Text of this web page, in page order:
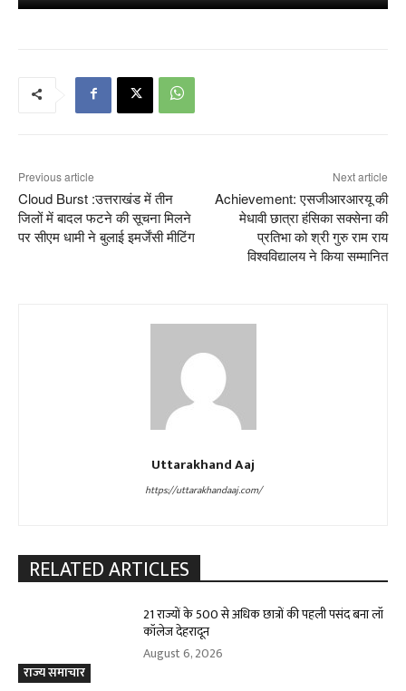
Previous article
Cloud Burst :उत्तराखंड में तीन
जिलों में बादल फटने की सूचना मिलने
पर सीएम धामी ने बुलाई इमर्जेंसी मीटिंग
Next article
Achievement: एसजीआरआरयू की
मेधावी छात्रा हंसिका सक्सेना की
प्रतिभा को श्री गुरु राम राय
विश्वविद्यालय ने किया सम्मानित
Uttarakhand Aaj
https://uttarakhandaaj.com/
RELATED ARTICLES
राज्य समाचार
21 राज्यों के 500 से अधिक छात्रों की पहली पसंद बना लॉ
कॉलेज देहरादून
August 6, 2026